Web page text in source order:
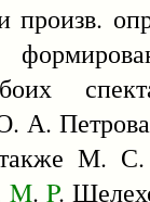
А.
также М.
M.P.